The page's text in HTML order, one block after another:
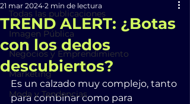
Todas las publicaciones
Imagen Pública
Negocios y Emprendimiento
Marketing
Moda y Tendencias
TREND ALERT: ¿Botas
con los dedos
descubiertos?
21 mar 2024 2 min de lectura
Es un calzado muy complejo, tanto
para combinar como para